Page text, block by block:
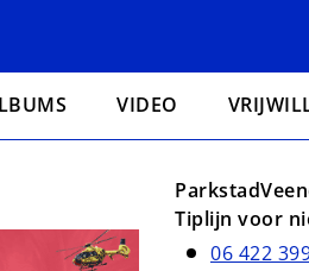
VIDEO
Tiplijn voor
06 422